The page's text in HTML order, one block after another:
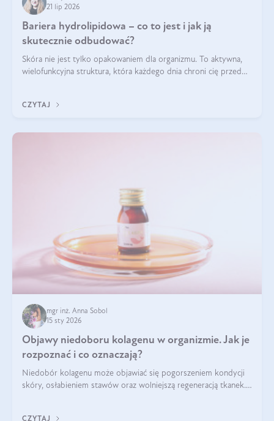
21 lip 2026
Bariera hydrolipidowa – co to jest i jak ją
skutecznie odbudować?
Skóra nie jest tylko opakowaniem dla organizmu. To aktywna,
wielofunkcyjna struktura, która każdego dnia chroni cię przed
bariera hydrolipidowa.
CZYTAJ
mgr inż. Anna Sobol
15 sty 2026
Objawy niedoboru kolagenu w organizmie. Jak je
rozpoznać i co oznaczają?
Niedobór kolagenu może objawiać się pogorszeniem kondycji
skóry, osłabieniem stawów oraz wolniejszą regeneracją tkanek.
CZYTAJ